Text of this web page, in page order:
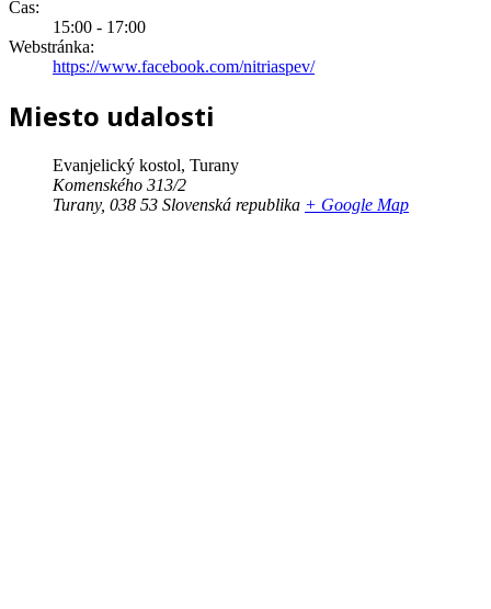
Čas:
15:00 - 17:00
Webstránka:
https://www.facebook.com/nitriaspev/
Miesto udalosti
Evanjelický kostol, Turany
Komenského 313/2
Turany, 038 53 Slovenská republika + Google Map